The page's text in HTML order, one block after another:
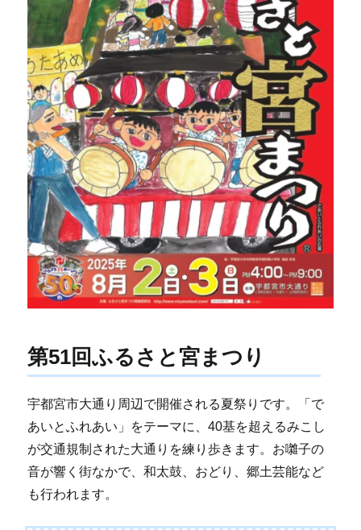
第51回ふるさと宮まつり
宇都宮市大通り周辺で開催される夏祭りです。「で
あいとふれあい」をテーマに、40基を超えるみこし
が交通規制された大通りを練り歩きます。お囃子の
音が響く街なかで、和太鼓、おどり、郷土芸能など
も行われます。